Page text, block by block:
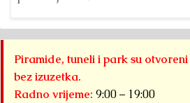
Piramide, tuneli i park su
bez izuzetka.
Radno vrijeme: 9:00 – 19:00